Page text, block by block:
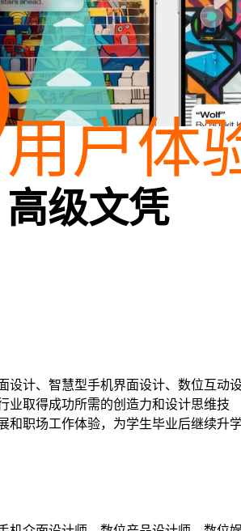
用户体
高级文凭
设计、智慧型手机界面设计、数位互动
业取得成功所需的创造力和设计思维技
和职场工作体验，为学生毕业后继续升